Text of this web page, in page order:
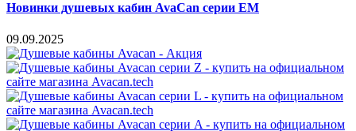
Новинки душевых кабин AvaCan серии EM
09.09.2025